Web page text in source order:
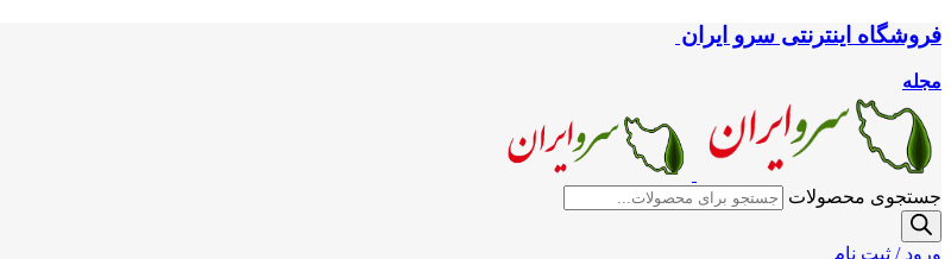
فروشگاه اینترنتی سرو ایران
مجله
جستجوی محصولات
ورود / ثبت نام